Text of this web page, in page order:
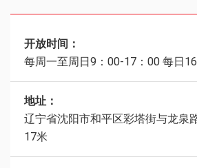
开放时间：
每周一至周日9：00-17：00 每日
地址：
辽宁省沈阳市和平区彩塔街与龙泉
17米